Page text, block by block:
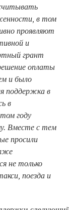
в том
проявляют
и
грант
оплаты
и было
поддержка в
в
году
Вместе с тем
просили
не только
поезда и